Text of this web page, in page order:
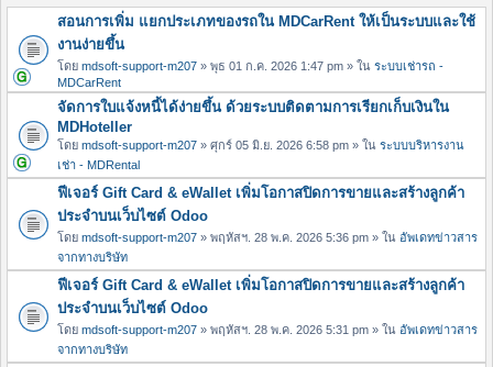
สอนการเพิ่ม แยกประเภทของรถใน MDCarRent ให้เป็นระบบและใช้
งานง่ายขึ้น
โดย mdsoft-support-m207 » พุธ 01 ก.ค. 2026 1:47 pm » ใน ระบบเช่ารถ -
MDCarRent
จัดการใบแจ้งหนี้ได้ง่ายขึ้น ด้วยระบบติดตามการเรียกเก็บเงินใน
MDHoteller
โดย mdsoft-support-m207 » ศุกร์ 05 มิ.ย. 2026 6:58 pm » ใน ระบบบริหารงาน
เช่า - MDRental
ฟีเจอร์ Gift Card & eWallet เพิ่มโอกาสปิดการขายและสร้างลูกค้า
ประจำบนเว็บไซต์ Odoo
โดย mdsoft-support-m207 » พฤหัสฯ. 28 พ.ค. 2026 5:36 pm » ใน อัพเดทข่าวสาร
จากทางบริษัท
ฟีเจอร์ Gift Card & eWallet เพิ่มโอกาสปิดการขายและสร้างลูกค้า
ประจำบนเว็บไซต์ Odoo
โดย mdsoft-support-m207 » พฤหัสฯ. 28 พ.ค. 2026 5:31 pm » ใน อัพเดทข่าวสาร
จากทางบริษัท